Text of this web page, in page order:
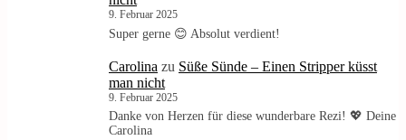
9. Februar 2025
Super gerne 😊 Absolut verdient!
Carolina zu Süße Sünde – Einen Stripper küsst
man nicht
9. Februar 2025
Danke von Herzen für diese wunderbare Rezi! 💖 Deine
Carolina